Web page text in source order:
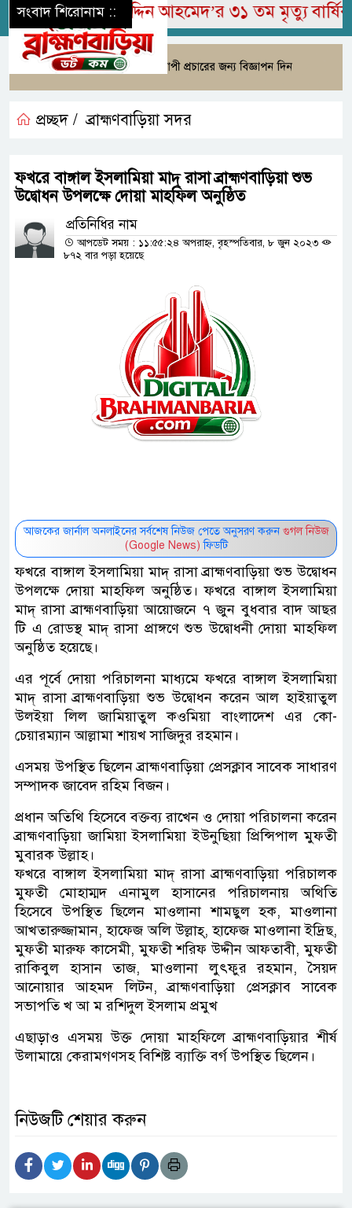
সংবাদ শিরোনাম ::
মরহুম জামির উদ্দিন আহমেদ’র ৩১ তম মৃত্যু বার্ষিকী
প্রচ্ছদ / ব্রাহ্মণবাড়িয়া সদর
ফখরে বাঙ্গাল ইসলামিয়া মাদ্ রাসা ব্রাহ্মণবাড়িয়া শুভ
উদ্বোধন উপলক্ষে দোয়া মাহফিল অনুষ্ঠিত
প্রতিনিধির নাম
আপডেট সময় : ১১:৫৫:২৪ অপরাহ্ন, বৃহস্পতিবার, ৮ জুন ২০২৩
৮৭২ বার পড়া হয়েছে
আজকের জার্নাল অনলাইনের সর্বশেষ নিউজ পেতে অনুসরণ করুন গুগল নিউজ
(Google News) ফিডটি
ফখরে বাঙ্গাল ইসলামিয়া মাদ্ রাসা ব্রাহ্মণবাড়িয়া শুভ উদ্বোধন
উপলক্ষে দোয়া মাহফিল অনুষ্ঠিত। ফখরে বাঙ্গাল ইসলামিয়া
মাদ্ রাসা ব্রাহ্মণবাড়িয়া আয়োজনে ৭ জুন বুধবার বাদ আছর
টি এ রোডস্থ মাদ্ রাসা প্রাঙ্গণে শুভ উদ্বোধনী দোয়া মাহফিল
অনুষ্ঠিত হয়েছে।
এর পূর্বে দোয়া পরিচালনা মাধ্যমে ফখরে বাঙ্গাল ইসলামিয়া
মাদ্ রাসা ব্রাহ্মণবাড়িয়া শুভ উদ্বোধন করেন আল হাইয়াতুল
উলইয়া লিল জামিয়াতুল কওমিয়া বাংলাদেশ এর কো-
চেয়ারম্যান আল্লামা শায়খ সাজিদুর রহমান।
এসময় উপস্থিত ছিলেন ব্রাহ্মণবাড়িয়া প্রেসক্লাব সাবেক সাধারণ
সম্পাদক জাবেদ রহিম বিজন।
প্রধান অতিথি হিসেবে বক্তব্য রাখেন ও দোয়া পরিচালনা করেন
ব্রাহ্মণবাড়িয়া জামিয়া ইসলামিয়া ইউনুছিয়া প্রিন্সিপাল মুফতী
মুবারক উল্লাহ।
ফখরে বাঙ্গাল ইসলামিয়া মাদ্ রাসা ব্রাহ্মণবাড়িয়া পরিচালক
মুফতী মোহাম্মদ এনামুল হাসানের পরিচালনায় অথিতি
হিসেবে উপস্থিত ছিলেন মাওলানা শামছুল হক, মাওলানা
আখতারুজ্জামান, হাফেজ অলি উল্লাহ্, হাফেজ মাওলানা ইদ্রিছ,
মুফতী মারুফ কাসেমী, মুফতী শরিফ উদ্দীন আফতাবী, মুফতী
রাকিবুল হাসান তাজ, মাওলানা লুৎফুর রহমান, সৈয়দ
আনোয়ার আহমদ লিটন, ব্রাহ্মণবাড়িয়া প্রেসক্লাব সাবেক
সভাপতি খ আ ম রশিদুল ইসলাম প্রমুখ
এছাড়াও এসময় উক্ত দোয়া মাহফিলে ব্রাহ্মণবাড়িয়ার শীর্ষ
উলামায়ে কেরামগণসহ বিশিষ্ট ব্যাক্তি বর্গ উপস্থিত ছিলেন।
নিউজটি শেয়ার করুন